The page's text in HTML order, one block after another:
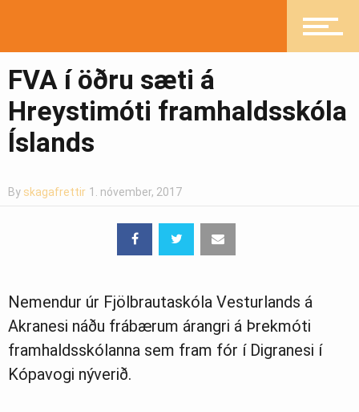
Greinasafn
FVA í öðru sæti á
Hreystimóti framhaldsskóla
Íslands
By skagafrettir 1. nóvember, 2017
Nemendur úr Fjölbrautaskóla Vesturlands á
Akranesi náðu frábærum árangri á Þrekmóti
framhaldsskólanna sem fram fór í Digranesi í
Kópavogi nýverið.